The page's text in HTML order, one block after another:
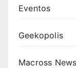
Eventos
Geekopolis
Macross News